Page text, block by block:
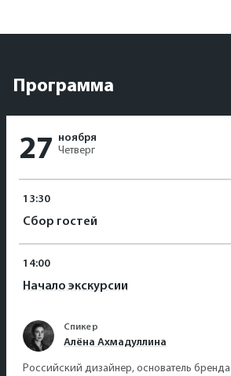
Программа
27 ноября
Четверг
13:30
Сбор гостей
14:00
Начало экскурсии
Спикер
Алёна Ахмадуллина
Российский дизайнер, основатель